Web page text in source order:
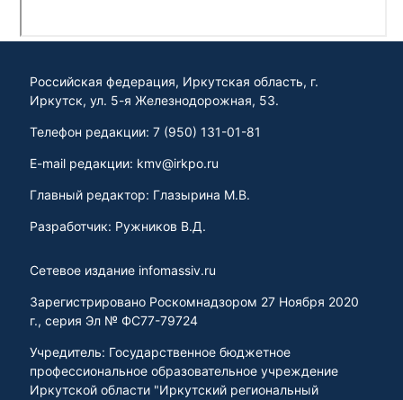
Российская федерация, Иркутская область, г.
Иркутск, ул. 5-я Железнодорожная, 53.
Телефон редакции: 7 (950) 131-01-81
E-mail редакции: kmv@irkpo.ru
Главный редактор: Глазырина М.В.
Разработчик: Ружников В.Д.
Сетевое издание infomassiv.ru
Зарегистрировано Роскомнадзором 27 Ноября 2020
г., серия Эл № ФС77-79724
Учредитель: Государственное бюджетное
профессиональное образовательное учреждение
Иркутской области "Иркутский региональный